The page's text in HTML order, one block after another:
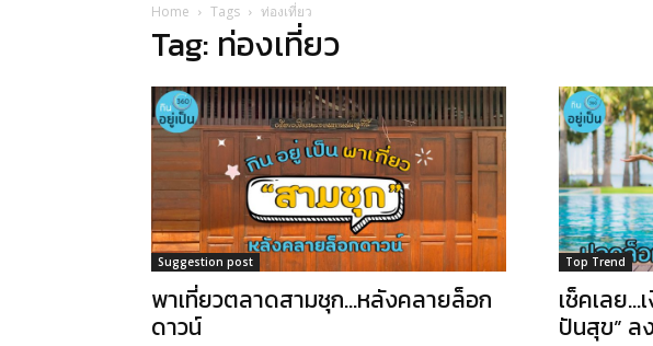
Home Tags ท่องเที่ยว
Tag: ท่องเที่ยว
Suggestion post
พาเที่ยวตลาดสามชุก…หลังคลายล็อก
ดาวน์
Top Trend
เช็คเลย…
ปันสุข” ล